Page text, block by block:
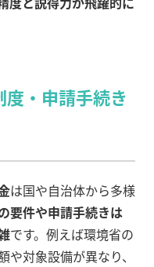
・申請手続き
は国や自治体から多様
要件や申請手続きは
です。例えば環境省の
対象設備が異なり、